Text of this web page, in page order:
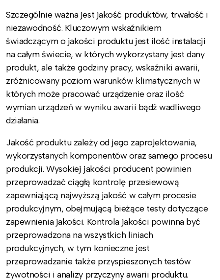
Szczególnie ważna jest jakość produktów, trwałość i
niezawodność. Kluczowym wskaźnikiem
świadczącym o jakości produktu jest ilość instalacji
na całym świecie, w których wykorzystany jest dany
produkt, ale także godziny pracy, wskaźniki awarii,
zróżnicowany poziom warunków klimatycznych w
których może pracować urządzenie oraz ilość
wymian urządzeń w wyniku awarii bądź wadliwego
działania.
Jakość produktu zależy od jego zaprojektowania,
wykorzystanych komponentów oraz samego procesu
produkcji. Wysokiej jakości producent powinien
przeprowadzać ciągłą kontrolę przesiewową
zapewniającą najwyższą jakość w całym procesie
produkcyjnym, obejmującą bieżące testy dotyczące
zapewnienia jakości. Kontrola jakości powinna być
przeprowadzona na wszystkich liniach
produkcyjnych, w tym konieczne jest
przeprowadzanie także przyspieszonych testów
żywotności i analizy przyczyny awarii produktu.